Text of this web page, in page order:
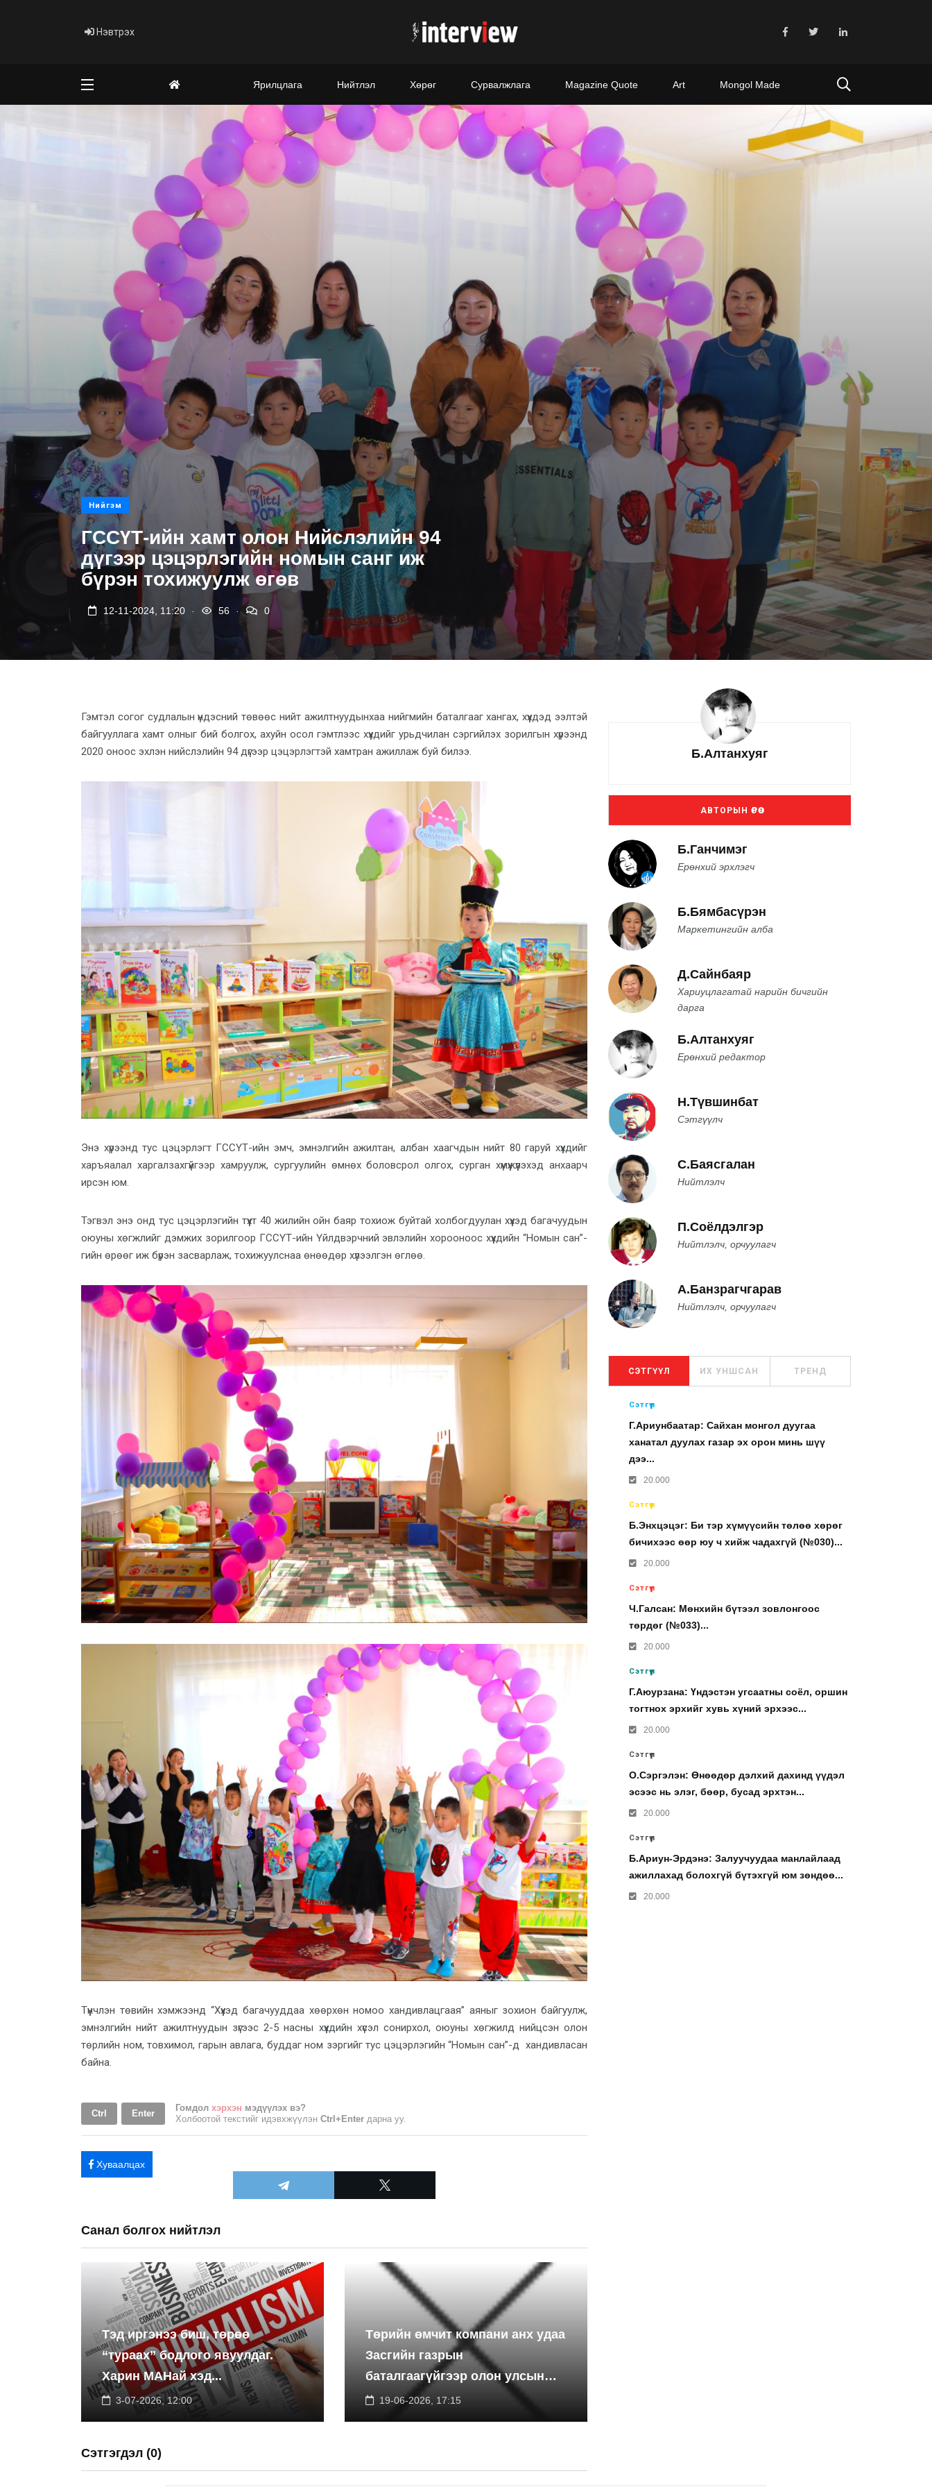
Нэвтрэх
Ярилцлага Нийтлэл Хөрөг Сурвалжлага Magazine Quote Art Mongol Made
Нийгэм
ГССҮТ-ийн хамт олон Нийслэлийн 94
дүгээр цэцэрлэгийн номын санг иж
бүрэн тохижуулж өгөв
12-11-2024, 11:20 56 0
Гэмтэл согог судлалын үндэсний төвөөс нийт ажилтнуудынхаа нийгмийн баталгааг хангах, хүүхдэд ээлтэй
байгууллага хамт олныг бий болгох, ахуйн осол гэмтлээс хүүхдийг урьдчилан сэргийлэх зорилгын хүрээнд
2020 оноос эхлэн нийслэлийн 94 дүгээр цэцэрлэгтэй хамтран ажиллаж буй билээ.
Энэ хүрээнд тус цэцэрлэгт ГССҮТ-ийн эмч, эмнэлгийн ажилтан, албан хаагчдын нийт 80 гаруй хүүхдийг
харъяалал харгалзахгүйгээр хамруулж, сургуулийн өмнөх боловсрол олгох, сурган хүмүүжүүлэхэд анхаарч
ирсэн юм.
Тэгвэл энэ онд тус цэцэрлэгийн түүхт 40 жилийн ойн баяр тохиож буйтай холбогдуулан хүүхэд багачуудын
оюуны хөгжлийг дэмжих зорилгоор ГССҮТ-ийн Үйлдвэрчний эвлэлийн хорооноос хүүхдийн “Номын сан”-
гийн өрөөг иж бүрэн засварлаж, тохижуулснаа өнөөдөр хүлээлгэн өглөө.
Түүнчлэн төвийн хэмжээнд “Хүүхэд багачууддаа хөөрхөн номоо хандивлацгаая” аяныг зохион байгуулж,
эмнэлгийн нийт ажилтнуудын зүгээс 2-5 насны хүүхдийн хүсэл сонирхол, оюуны хөгжилд нийцсэн олон
төрлийн ном, товхимол, гарын авлага, буддаг ном зэргийг тус цэцэрлэгийн “Номын сан”-д хандивласан
байна.
Ctrl Enter
Гомдол хэрхэн мэдүүлэх вэ?
Холбоотой текстийг идэвхжүүлэн Ctrl+Enter дарна уу.
Хуваалцах
Санал болгох нийтлэл
Тэд иргэнээ биш, төрөө
“тураах” бодлого явуулдаг.
Харин МАНай хэд...
3-07-2026, 12:00
Төрийн өмчит компани анх удаа
Засгийн газрын
баталгаагүйгээр олон улсын
экспортын зээлийн санхүүжилт
19-06-2026, 17:15
Сэтгэгдэл (0)
Б.Алтанхуяг
АВТОРЫН ӨРӨӨ
Б.Ганчимэг
Ерөнхий эрхлэгч
Б.Бямбасүрэн
Маркетингийн алба
Д.Сайнбаяр
Хариуцлагатай нарийн бичгийн
дарга
Б.Алтанхуяг
Ерөнхий редактор
Н.Түвшинбат
Сэтгүүлч
С.Баясгалан
Нийтлэлч
П.Соёлдэлгэр
Нийтлэлч, орчуулагч
А.Банзрагчгарав
Нийтлэлч, орчуулагч
СЭТГҮҮЛ ИХ УНШСАН ТРЕНД
Сэтгүүл
Г.Ариунбаатар: Сайхан монгол дуугаа
ханатал дуулах газар эх орон минь шүү
дээ...
20.000
Сэтгүүл
Б.Энхцэцэг: Би тэр хүмүүсийн төлөө хөрөг
бичихээс өөр юу ч хийж чадахгүй (№030)...
20.000
Сэтгүүл
Ч.Галсан: Мөнхийн бүтээл зовлонгоос
төрдөг (№033)...
20.000
Сэтгүүл
Г.Аюурзана: Үндэстэн угсаатны соёл, оршин
тогтнох эрхийг хувь хүний эрхээс...
20.000
Сэтгүүл
О.Сэргэлэн: Өнөөдөр дэлхий дахинд үүдэл
эсээс нь элэг, бөөр, бусад эрхтэн...
20.000
Сэтгүүл
Б.Ариун-Эрдэнэ: Залуучуудаа манлайлаад
ажиллахад болохгүй бүтэхгүй юм зөндөө...
20.000